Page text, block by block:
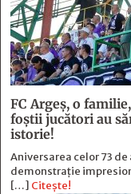
FC Argeş, o
foştii jucători au
istorie!
Aniversarea celor 73 de
demonstrație
[…] Citește!